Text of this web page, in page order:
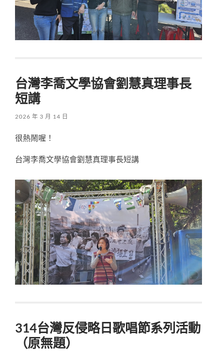
台灣李喬文學協會劉慧真理事長
短講
2026 年 3 月 14 日
很熱鬧喔！
台灣李喬文學協會劉慧真理事長短講
314台灣反侵略日歌唱節系列活動
（原無題）